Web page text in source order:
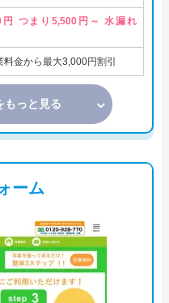
円 つまり5,500円～ 水漏れ
料金から最大3,000円割引
もっと見る
ーム